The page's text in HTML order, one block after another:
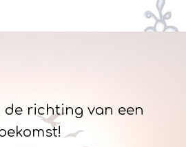
de richting van een